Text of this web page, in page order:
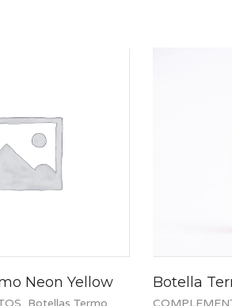
Neon Yellow Botella